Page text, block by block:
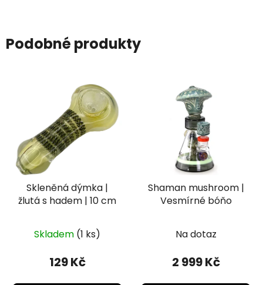
Podobné produkty
Skleněná dýmka |
žlutá s hadem | 10 cm
Skladem (1 ks)
129 Kč
Shaman mushroom |
Vesmírné bóňo
Na dotaz
2 999 Kč